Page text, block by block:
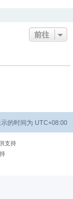
前往
示的时间为 UTC+08:00
支持